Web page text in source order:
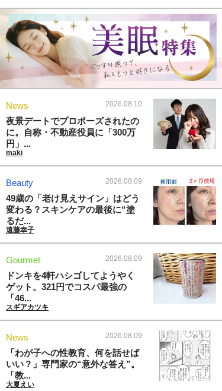
News 2026.08.10
夜景デートでプロポーズされたの
に。自称・不動産役員に「300万
円」...
maki
Beauty 2026.08.09
49歳の「老け見えサイン」はどう
変わる？スキンケアの最後に“塗
るだ...
遠藤幸子
Gourmet 2026.08.09
ドンキを4軒ハシゴしてようやく
ゲット。321円でコスパ最強の
「46...
スギアカツキ
News 2026.08.09
「わが子への性教育、何を話せば
いい？」専門家の“意外な答え”。
「教...
大夏えい